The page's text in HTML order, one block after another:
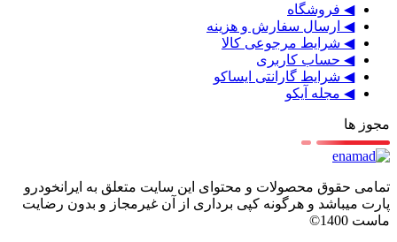
◀ فروشگاه
◀ ارسال سفارش و هزینه
◀ شرایط مرجوعی کالا
◀ حساب کاربری
◀ شرایط گارانتی ایساکو
◀ مجله آیکو
مجوز ها
تمامی حقوق محصولات و محتوای این سایت متعلق به ایرانخودرو
پارت میباشد و هرگونه کپی برداری از آن غیرمجاز و بدون رضایت
ماست 1400©